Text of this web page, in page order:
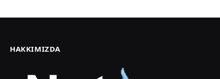
HAKKIMIZDA